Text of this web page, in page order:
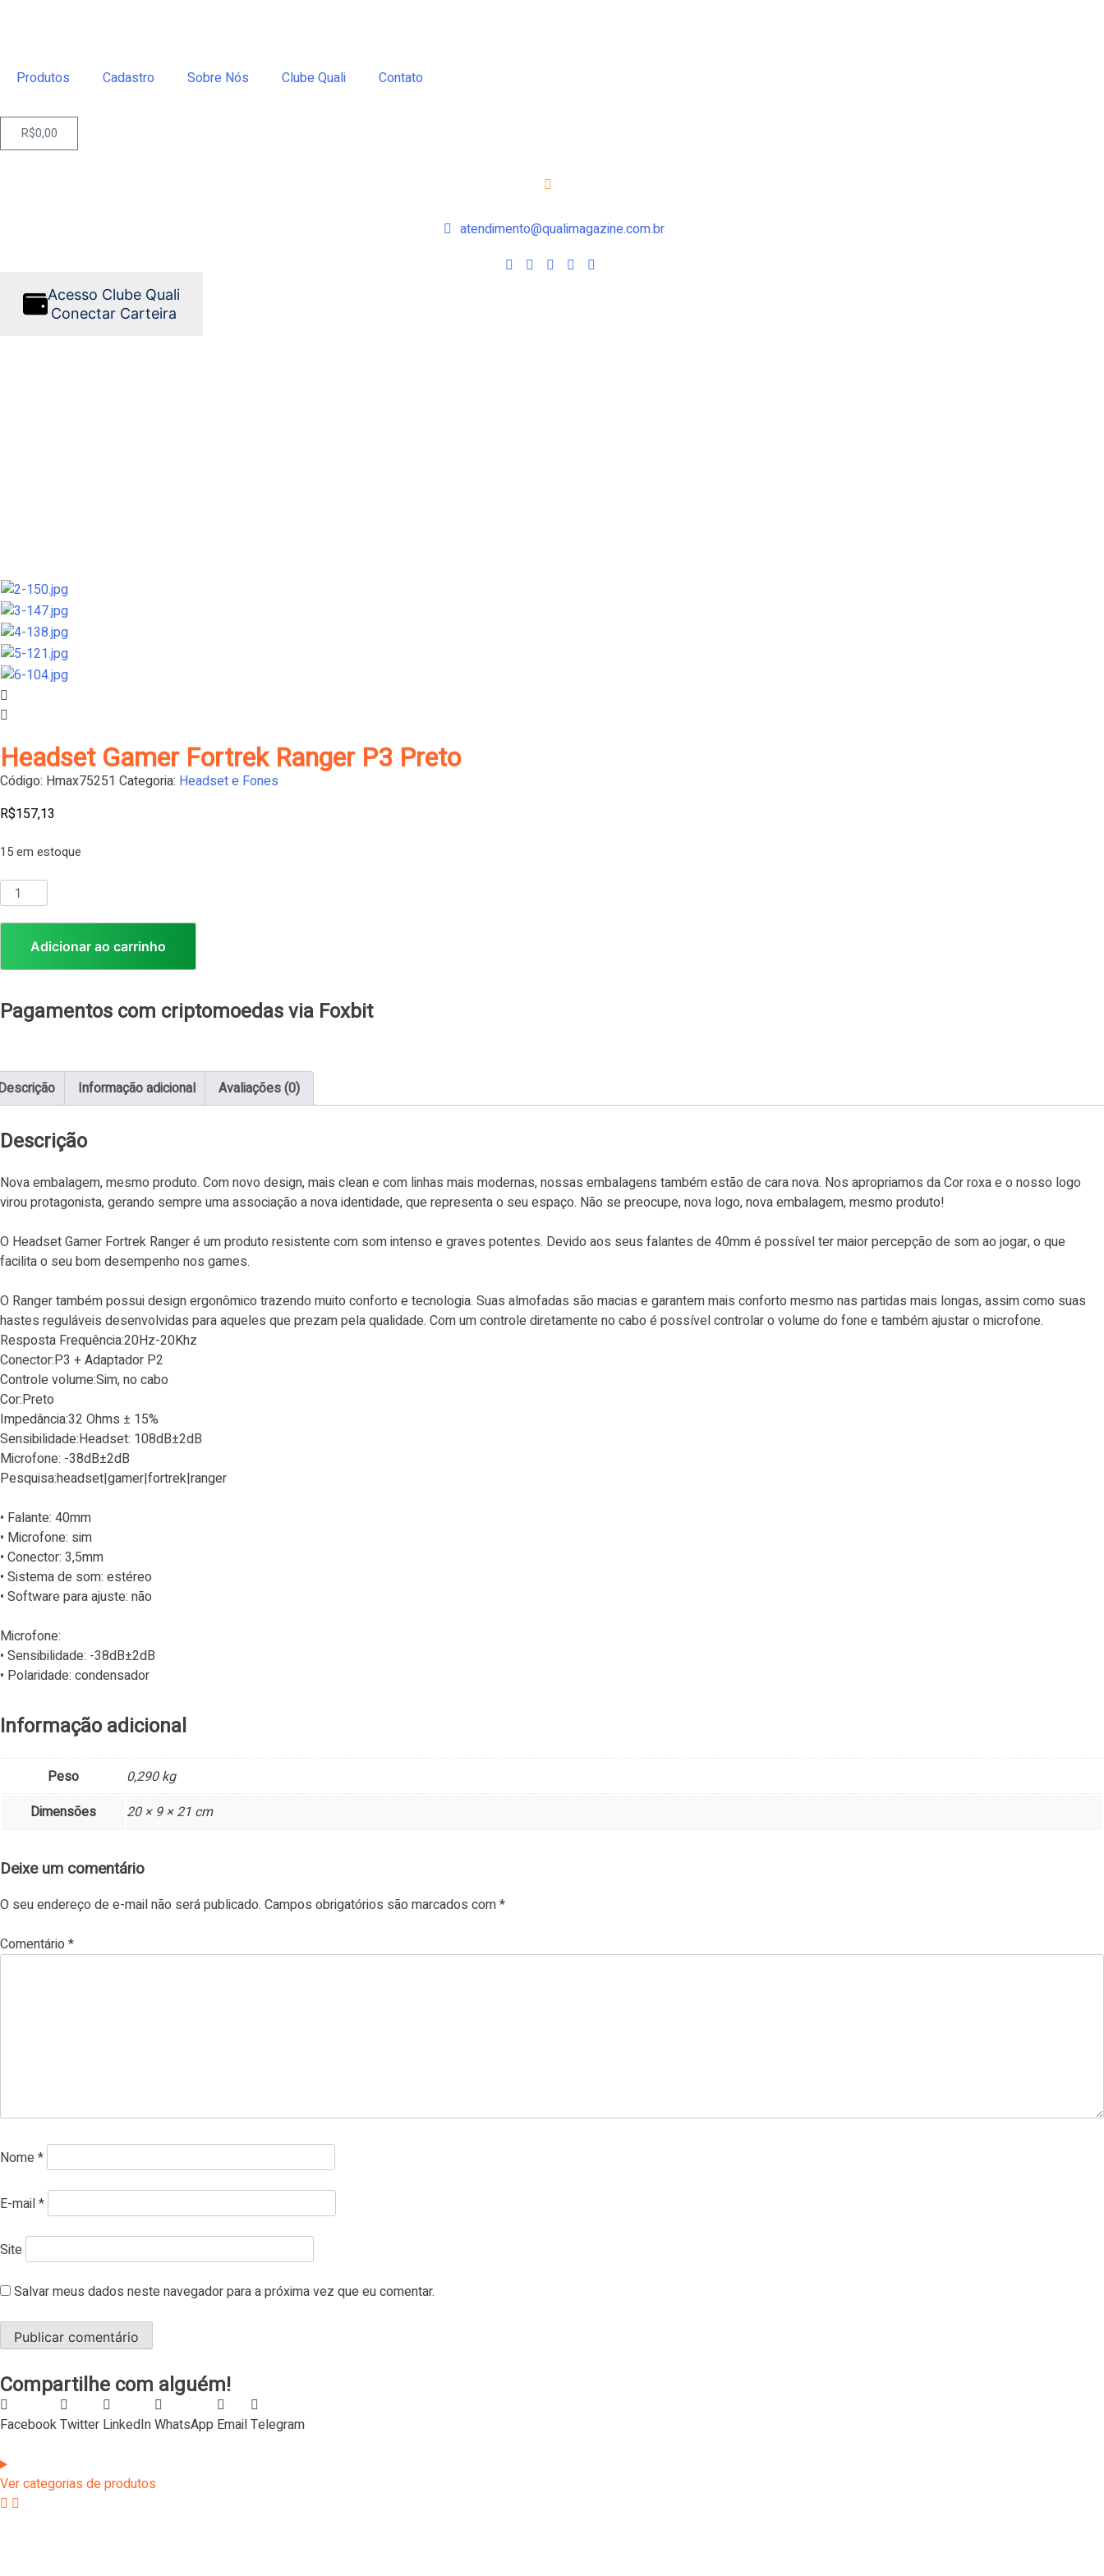
Produtos Cadastro Sobre Nós Clube Quali Contato
R$0,00
atendimento@qualimagazine.com.br
Acesso Clube Quali
Conectar Carteira
Headset Gamer Fortrek Ranger P3 Preto
Código: Hmax75251 Categoria: Headset e Fones
R$157,13
15 em estoque
Adicionar ao carrinho
Pagamentos com criptomoedas via Foxbit
Informação adicional Avaliações (0)
Descrição
Nova embalagem, mesmo produto. Com novo design, mais clean e com linhas mais modernas, nossas embalagens também estão de cara nova. Nos apropriamos da Cor roxa e o nosso logo
virou protagonista, gerando sempre uma associação a nova identidade, que representa o seu espaço. Não se preocupe, nova logo, nova embalagem, mesmo produto!
O Headset Gamer Fortrek Ranger é um produto resistente com som intenso e graves potentes. Devido aos seus falantes de 40mm é possível ter maior percepção de som ao jogar, o que
facilita o seu bom desempenho nos games.
O Ranger também possui design ergonômico trazendo muito conforto e tecnologia. Suas almofadas são macias e garantem mais conforto mesmo nas partidas mais longas, assim como suas
hastes reguláveis desenvolvidas para aqueles que prezam pela qualidade. Com um controle diretamente no cabo é possível controlar o volume do fone e também ajustar o microfone.
Resposta Frequência:20Hz-20Khz
Conector:P3 + Adaptador P2
Controle volume:Sim, no cabo
Cor:Preto
Impedância:32 Ohms ± 15%
Sensibilidade:Headset: 108dB±2dB
Microfone: -38dB±2dB
Pesquisa:headset|gamer|fortrek|ranger
• Falante: 40mm
• Microfone: sim
• Conector: 3,5mm
• Sistema de som: estéreo
• Software para ajuste: não
Microfone:
• Sensibilidade: -38dB±2dB
• Polaridade: condensador
Informação adicional
Peso
0,290 kg
Dimensões
20 × 9 × 21 cm
Deixe um comentário
O seu endereço de e-mail não será publicado. Campos obrigatórios são marcados com*
Comentário *
Nome*
E-mail*
Site
Salvar meus dados neste navegador para a próxima vez que eu comentar.
Compartilhe com alguém!
FacebookTwitter LinkedInWhatsApp EmailTelegram
Ver categorias de produtos